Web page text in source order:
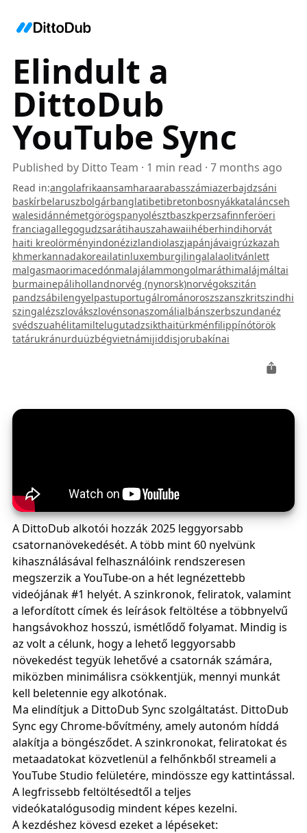
Elindult a
DittoDub
YouTube Sync
Published by Ditto Team · 1 min read · 7 months ago
Read in:angolafrikaansamharaarabasszámiazerbajdzsáni
baskírbelaruszbolgárbanglatibetibretonbosnyákkataláncseh
walesidánnémetgörögspanyolésztbaszkperzsafinnferöeri
franciagallegogudzsarátihauszahawaiihéberhindihorvát
haiti kreolörményindonézizlandiolaszjapánjávaigrúzkazah
khmerkannadakoreailatinluxemburgilingalalaolitvánlett
malgasmaorimacedónmalajálammongolmaráthimalájmáltai
burmainepálihollandnorvég (nynorsk)norvégokszitán
pandzsábilengyelpastuportugálrománoroszszanszkritszindhi
szingalézszlovákszlovénsonaszomálialbánszerbszundanéz
svédszuahélitamiltelugutadzsikthaitürkménfilippínótörök
tatárukránurduüzbégvietnámijiddisjorubakínai
A DittoDub alkotói hozzák 2025 leggyorsabb
csatornanövekedését. A több mint 60 nyelvünk
kihasználásával felhasználóink rendszeresen
megszerzik a YouTube-on a hét legnézettebb
videójának #1 helyét. A szinkronok, feliratok, valamint
a lefordított címek és leírások feltöltése a többnyelvű
hangsávokhoz hosszú, ismétlődő folyamat. Mindig is
az volt a célunk, hogy a lehető leggyorsabb
növekedést tegyük lehetővé a csatornák számára,
miközben minimálisra csökkentjük, mennyi munkát
kell beletennie egy alkotónak.
Ma elindítjuk a DittoDub Sync szolgáltatást. DittoDub
Sync egy Chrome-bővítmény, amely autonóm híddá
alakítja a böngésződet. A szinkronokat, feliratokat és
metaadatokat közvetlenül a felhőnkből streameli a
YouTube Studio felületére, mindössze egy kattintással.
A legfrissebb feltöltésedtől a teljes
videókatalógusodig mindent képes kezelni.
A kezdéshez kövesd ezeket a lépéseket: